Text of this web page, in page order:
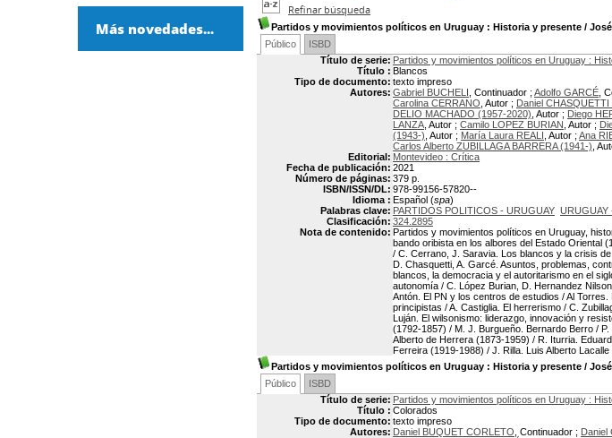
Refinar búsqueda
Partidos y movimientos políticos en Uruguay : Historia y presente /
Público
ISBD
Título de serie: Partidos y movimientos políticos en Uruguay :
Título : Blancos
Tipo de documento: texto impreso
Autores: Gabriel BUCHELI , Continuador ; Adolfo GARCÉ ,
Carolina CERRANO , Autor ; Daniel CHASQUETTI
DELIO MACHADO (1957-2020) , Autor ; Diego
LANZA , Autor ; Camilo LOPEZ BURIAN , Autor ;
(1943-) , Autor ; María Laura REALI , Autor ; Ana
Carlos Alberto ZUBILLAGA BARRERA (1941-) ,
Editorial: Montevideo : Crítica
Fecha de publicación: 2021
Número de páginas: 379 p.
ISBN/ISSN/DL: 978-99156-57820--
Idioma : Español (spa)
Palabras clave: PARTIDOS POLITICOS - URUGUAY URUGUAY
Clasificación: 324.2895
Nota de contenido: Partidos y movimientos políticos en Uruguay,
bando oribista en los albores del Estado Oriental
/ C. Cerrano, J. Saravia. Los blancos y la crisis
D. Chasquetti, A. Garcé. Asuntos, problemas,
blancos, la democracia y el autoritarismo en el
autonomía / C. López Burian, D. Hernandez
Antón. El PN y los centros de estudios / Al
principistas / A. Castiglia. El herrerismo / C.
Luján. El wilsonismo: liderazgo, innovación y
(1792-1857) / M. J. Burgueño. Bernardo Berro /
Alberto de Herrera (1873-1959) / R. Iturria.
Ferreira (1919-1988) / J. Rilla. Luis Alberto
Partidos y movimientos políticos en Uruguay : Historia y presente /
Público
ISBD
Título de serie: Partidos y movimientos políticos en Uruguay :
Título : Colorados
Tipo de documento: texto impreso
Autores: Daniel BUQUET CORLETO , Continuador ; Daniel
Más novedades...